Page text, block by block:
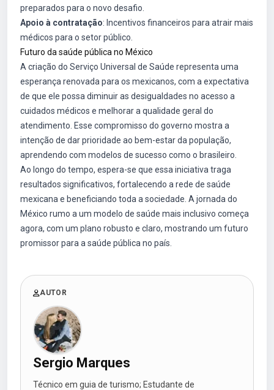
preparados para o novo desafio.
Apoio à contratação: Incentivos financeiros para atrair mais
médicos para o setor público.
Futuro da saúde pública no México
A criação do Serviço Universal de Saúde representa uma
esperança renovada para os mexicanos, com a expectativa
de que ele possa diminuir as desigualdades no acesso a
cuidados médicos e melhorar a qualidade geral do
atendimento. Esse compromisso do governo mostra a
intenção de dar prioridade ao bem-estar da população,
aprendendo com modelos de sucesso como o brasileiro.
Ao longo do tempo, espera-se que essa iniciativa traga
resultados significativos, fortalecendo a rede de saúde
mexicana e beneficiando toda a sociedade. A jornada do
México rumo a um modelo de saúde mais inclusivo começa
agora, com um plano robusto e claro, mostrando um futuro
promissor para a saúde pública no país.
AUTOR
Sergio Marques
Técnico em guia de turismo; Estudante de